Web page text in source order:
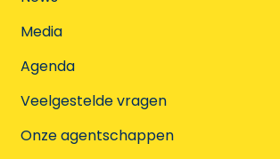
Media
Agenda
Veelgestelde vragen
Onze agentschappen